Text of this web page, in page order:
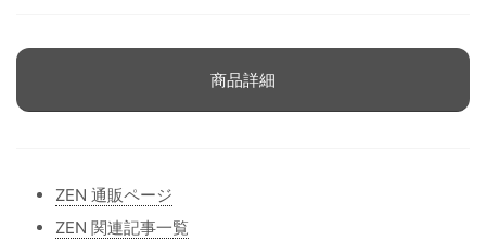
商品詳細
ZEN 通販ページ
ZEN 関連記事一覧